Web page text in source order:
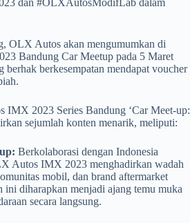
OLX Autos akan mengumumkan di
Bandung Car Meetup pada 5 Maret
berhak berkesempatan mendapat voucher
IMX 2023 Series Bandung ‘Car Meet-up:
sejumlah konten menarik, meliputi:
Berkolaborasi dengan Indonesia
Autos IMX 2023 menghadirkan wadah
mobil, dan brand aftermarket
ini diharapkan menjadi ajang temu muka
secara langsung.